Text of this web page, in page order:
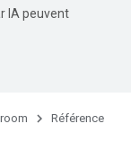
IA peuvent
Référence